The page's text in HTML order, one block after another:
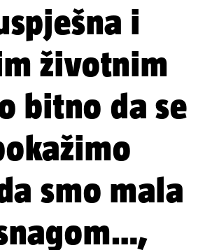
i
životnim
bitno da se
smo mala